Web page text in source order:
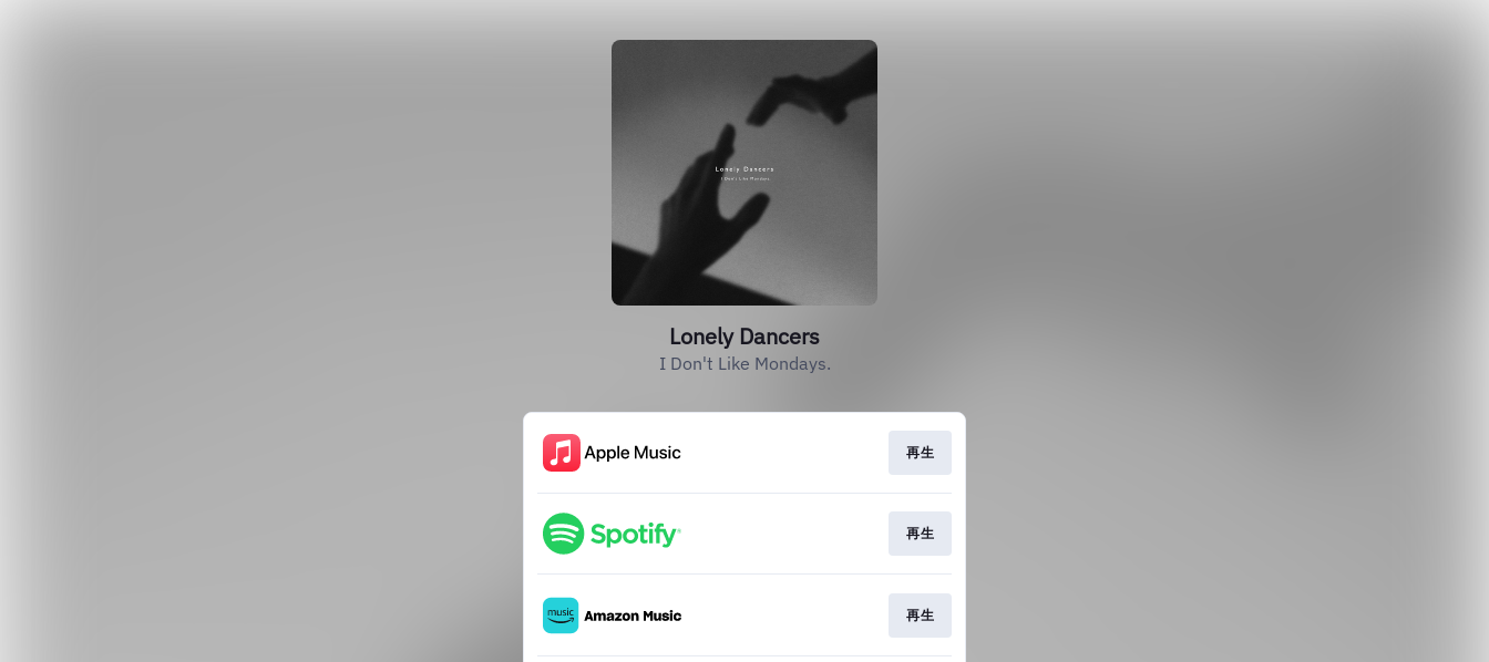
Lonely Dancers
I Don't Like Mondays.
再生
再生
再生